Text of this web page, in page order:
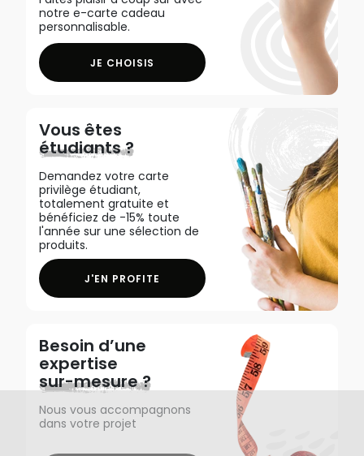
notre e-carte cadeau
personnalisable.
JE CHOISIS
Vous êtes
étudiants ?
Demandez votre carte
privilège étudiant,
totalement gratuite et
bénéficiez de -15% toute
l'année sur une sélection de
produits.
J'EN PROFITE
Besoin d’une
expertise
sur-mesure ?
Nous vous accompagnons
dans votre projet